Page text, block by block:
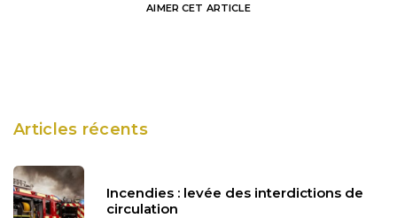
AIMER CET ARTICLE
Articles récents
Incendies : levée des interdictions de
circulation